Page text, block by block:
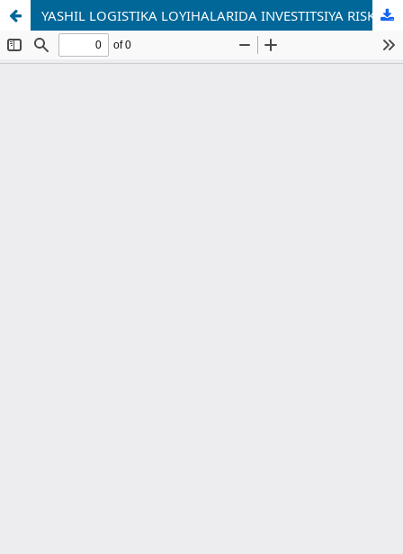
YASHIL LOGISTIKA LOYIHALARIDA INVESTITSIYA RISKLARINI BAHOLASH MEXANIZMLARINI TAKOMILLASHTIRISH